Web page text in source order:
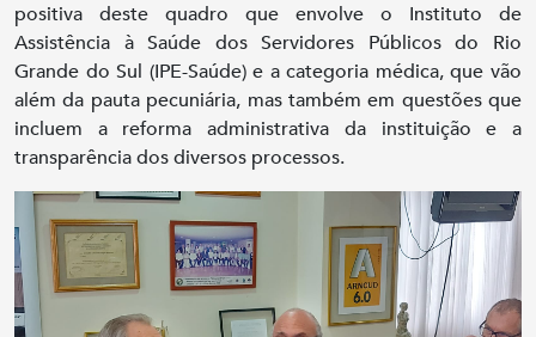
positiva deste quadro que envolve o Instituto de
Assistência à Saúde dos Servidores Públicos do Rio
Grande do Sul (IPE-Saúde) e a categoria médica, que vão
além da pauta pecuniária, mas também em questões que
incluem a reforma administrativa da instituição e a
transparência dos diversos processos.